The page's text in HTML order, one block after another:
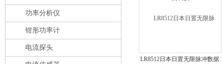
功率分析仪
钳形功率计
电流探头
LR8512日本日置无限脉冲数据